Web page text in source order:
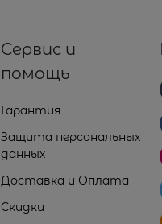
Сервис и
помощь
Гарантия
Защита персональных
данных
Доставка и Оплата
Скидки